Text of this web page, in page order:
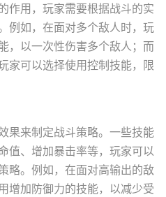
作用，玩家需要根据战斗的实
例如，在面对多个敌人时，玩
，以一次性伤害多个敌人；而
家可以选择使用控制技能，限
果来制定战斗策略。一些技能
值、增加暴击率等，玩家可以
略。例如，在面对高输出的敌
增加防御力的技能，以减少受